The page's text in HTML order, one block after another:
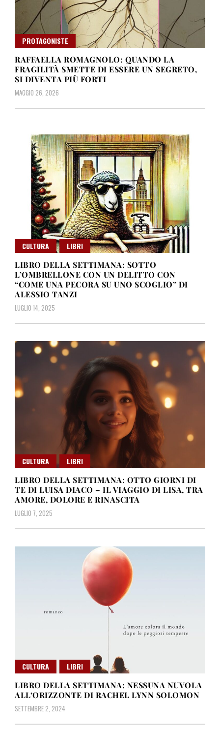
PROTAGONISTE
RAFFAELLA ROMAGNOLO: QUANDO LA
FRAGILITÀ SMETTE DI ESSERE UN SEGRETO,
SI DIVENTA PIÙ FORTI
MAGGIO 26, 2026
CULTURA
LIBRI
LIBRO DELLA SETTIMANA: SOTTO
L’OMBRELLONE CON UN DELITTO CON
“COME UNA PECORA SU UNO SCOGLIO” DI
ALESSIO TANZI
LUGLIO 14, 2025
CULTURA
LIBRI
LIBRO DELLA SETTIMANA: OTTO GIORNI DI
TE DI LUISA DIACO – IL VIAGGIO DI LISA, TRA
AMORE, DOLORE E RINASCITA
LUGLIO 7, 2025
CULTURA
LIBRI
LIBRO DELLA SETTIMANA: NESSUNA NUVOLA
ALL’ORIZZONTE DI RACHEL LYNN SOLOMON
SETTEMBRE 2, 2024